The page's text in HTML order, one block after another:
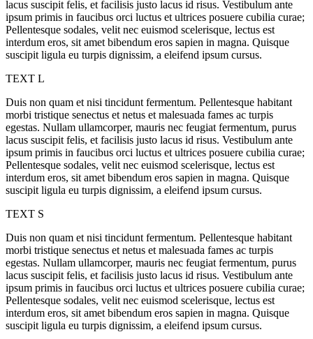
lacus suscipit felis, et facilisis justo lacus id risus. Vestibulum ante
ipsum primis in faucibus orci luctus et ultrices posuere cubilia curae;
Pellentesque sodales, velit nec euismod scelerisque, lectus est
interdum eros, sit amet bibendum eros sapien in magna. Quisque
suscipit ligula eu turpis dignissim, a eleifend ipsum cursus.
TEXT L
Duis non quam et nisi tincidunt fermentum. Pellentesque habitant
morbi tristique senectus et netus et malesuada fames ac turpis
egestas. Nullam ullamcorper, mauris nec feugiat fermentum, purus
lacus suscipit felis, et facilisis justo lacus id risus. Vestibulum ante
ipsum primis in faucibus orci luctus et ultrices posuere cubilia curae;
Pellentesque sodales, velit nec euismod scelerisque, lectus est
interdum eros, sit amet bibendum eros sapien in magna. Quisque
suscipit ligula eu turpis dignissim, a eleifend ipsum cursus.
TEXT S
Duis non quam et nisi tincidunt fermentum. Pellentesque habitant
morbi tristique senectus et netus et malesuada fames ac turpis
egestas. Nullam ullamcorper, mauris nec feugiat fermentum, purus
lacus suscipit felis, et facilisis justo lacus id risus. Vestibulum ante
ipsum primis in faucibus orci luctus et ultrices posuere cubilia curae;
Pellentesque sodales, velit nec euismod scelerisque, lectus est
interdum eros, sit amet bibendum eros sapien in magna. Quisque
suscipit ligula eu turpis dignissim, a eleifend ipsum cursus.